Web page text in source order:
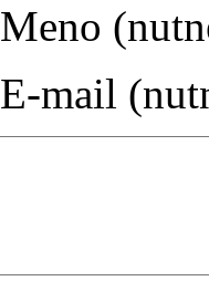
Meno
E-mail